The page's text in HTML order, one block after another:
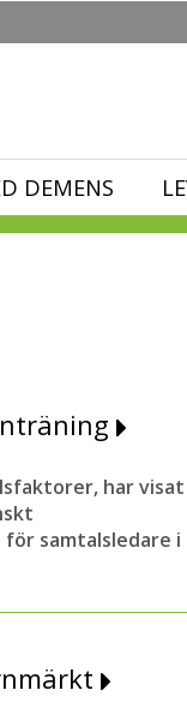
DEMENS
har visat
samtalsledare i